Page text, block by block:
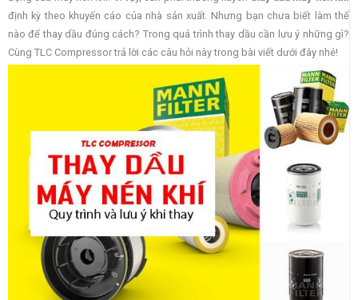
định kỳ theo khuyến cáo của nhà sản xuất. Nhưng bạn chưa biết làm thế
nào để thay dầu đúng cách? Trong quá trình thay dầu cần lưu ý những gì?
Cùng TLC Compressor trả lời các câu hỏi này trong bài viết dưới đây nhé!